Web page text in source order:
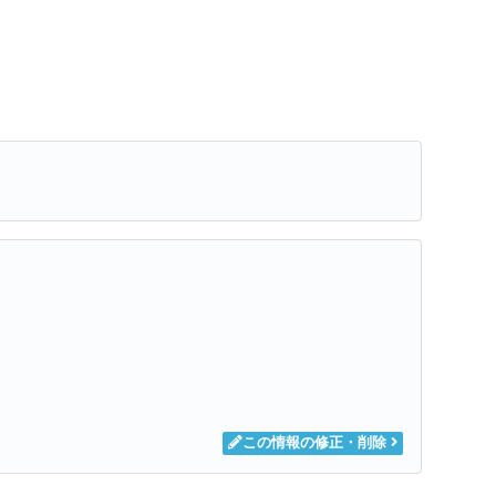
この情報の修正・削除